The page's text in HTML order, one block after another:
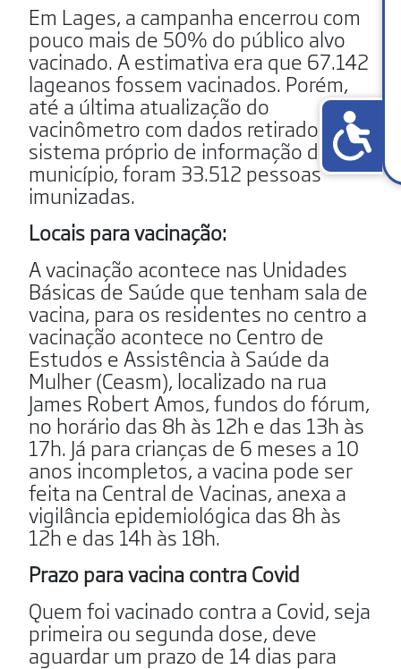
Em Lages, a campanha encerrou com
pouco mais de 50% do público alvo
vacinado. A estimativa era que 67.142
lageanos fossem vacinados. Porém,
até a última atualização do
vacinômetro com dados retirados do
sistema próprio de informação do
município, foram 33.512 pessoas
imunizadas.
Locais para vacinação:
A vacinação acontece nas Unidades
Básicas de Saúde que tenham sala de
vacina, para os residentes no centro a
vacinação acontece no Centro de
Estudos e Assistência à Saúde da
Mulher (Ceasm), localizado na rua
James Robert Amos, fundos do fórum,
no horário das 8h às 12h e das 13h às
17h. Já para crianças de 6 meses a 10
anos incompletos, a vacina pode ser
feita na Central de Vacinas, anexa a
vigilância epidemiológica das 8h às
12h e das 14h às 18h.
Prazo para vacina contra Covid
Quem foi vacinado contra a Covid, seja
primeira ou segunda dose, deve
aguardar um prazo de 14 dias para